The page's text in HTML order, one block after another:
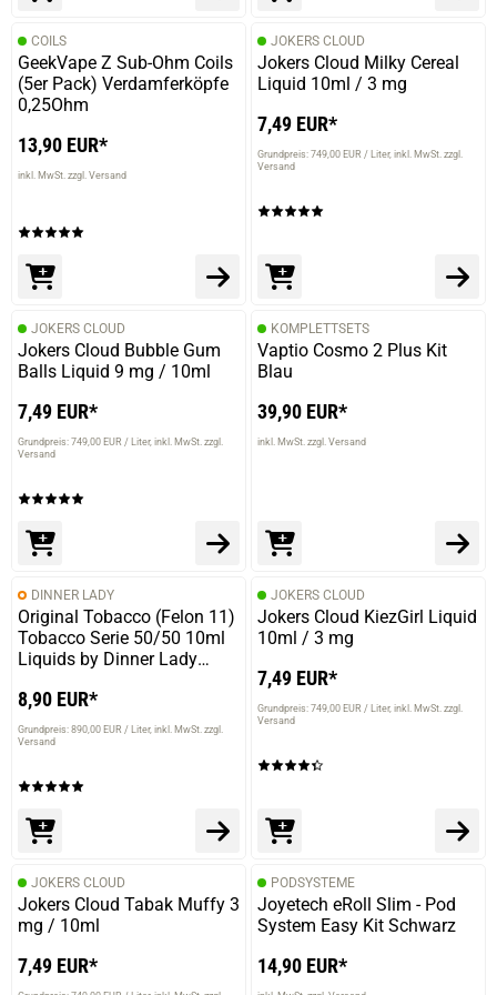
COILS
GeekVape Z Sub-Ohm Coils
(5er Pack) Verdamferköpfe
0,25Ohm
13,90 EUR*
inkl. MwSt. zzgl. Versand
JOKERS CLOUD
Jokers Cloud Milky Cereal
Liquid 10ml / 3 mg
7,49 EUR*
Grundpreis: 749,00 EUR / Liter inkl. MwSt. zzgl.
Versand
JOKERS CLOUD
Jokers Cloud Bubble Gum
Balls Liquid 9 mg / 10ml
7,49 EUR*
Grundpreis: 749,00 EUR / Liter inkl. MwSt. zzgl.
Versand
KOMPLETTSETS
Vaptio Cosmo 2 Plus Kit
Blau
39,90 EUR*
inkl. MwSt. zzgl. Versand
DINNER LADY
Original Tobacco (Felon 11)
Tobacco Serie 50/50 10ml
Liquids by Dinner Lady
8,90 EUR*
Grundpreis: 890,00 EUR / Liter inkl. MwSt. zzgl.
Versand
JOKERS CLOUD
Jokers Cloud KiezGirl Liquid
10ml / 3 mg
7,49 EUR*
Grundpreis: 749,00 EUR / Liter inkl. MwSt. zzgl.
Versand
JOKERS CLOUD
Jokers Cloud Tabak Muffy 3
mg / 10ml
7,49 EUR*
PODSYSTEME
Joyetech eRoll Slim - Pod
System Easy Kit Schwarz
14,90 EUR*